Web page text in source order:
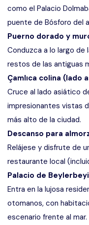
como el Palacio
puente de Bósforo del
Puerno dorado y
Conduzca a lo largo de
restos de las antiguas
Çamlıca colina (lado
Cruce al lado asiático
impresionantes vistas
más alto de la ciudad.
Descanso para
Relájese y disfrute de
restaurante local
Palacio de Beylerbeyi
Entra en la lujosa
otomanos, con
escenario frente al mar.